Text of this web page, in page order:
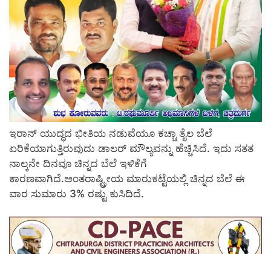
ಇರಾನ್ ಯುದ್ಧದ ಭೀತಿಯ ನಡುವೆಯೂ ಕಚ್ಚಾ ತೈಲ ಬೆಲೆ
ಏರಿಕೆಯಾಗುತ್ತಿರುವುದು ಡಾಲರ್ ಮೌಲ್ಯವನ್ನು ಹೆಚ್ಚಿಸಿದೆ. ಇದು ಸತತ
ನಾಲ್ಕನೇ ದಿನವೂ ಚಿನ್ನದ ಬೆಲೆ ಇಳಿಕೆಗೆ
ಕಾರಣವಾಗಿದೆ.ಅಂತರಾಷ್ಟ್ರೀಯ ಮಾರುಕಟ್ಟೆಯಲ್ಲಿ ಚಿನ್ನದ ಬೆಲೆ ಈ
ವಾರ ಸುಮಾರು 3% ರಷ್ಟು ಕುಸಿದಿದೆ.